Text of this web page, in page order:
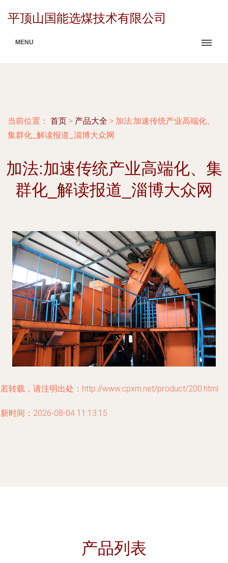
平顶山国能选煤技术有限公司
MENU
当前位置： 首页 > 产品大全 > 加法:加速传统产业高端化、
集群化_解读报道_淄博大众网
加法:加速传统产业高端化、集
群化_解读报道_淄博大众网
转载，请注明出处：http://www.cpxm.net/product/200.html
时间：2026-08-04 11:13:15
产品列表